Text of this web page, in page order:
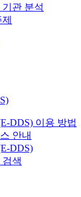
관 분석
DDS) 이용 방법
안내
DDS)
색